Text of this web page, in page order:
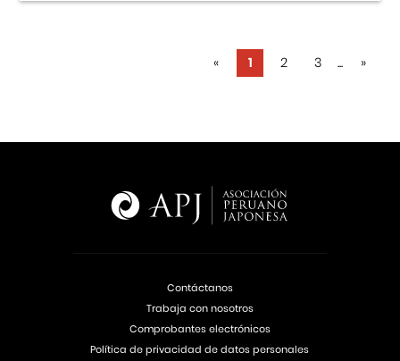
« 1 2 3 ... »
Contáctanos
Trabaja con nosotros
Comprobantes electrónicos
Política de privacidad de datos personales